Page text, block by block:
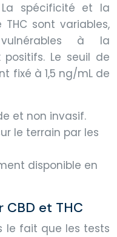
spécificité et la
sont variables,
à la
Le seuil de
fixé à 1,5 ng/mL de
et non invasif.
le terrain par les
disponible en
et THC
le fait que les tests